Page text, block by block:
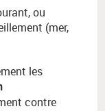
ou
(mer,
les
contre